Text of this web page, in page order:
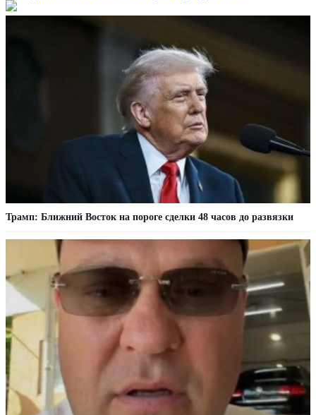
Трамп: Ближний Восток на пороге сделки 48 часов до развязки